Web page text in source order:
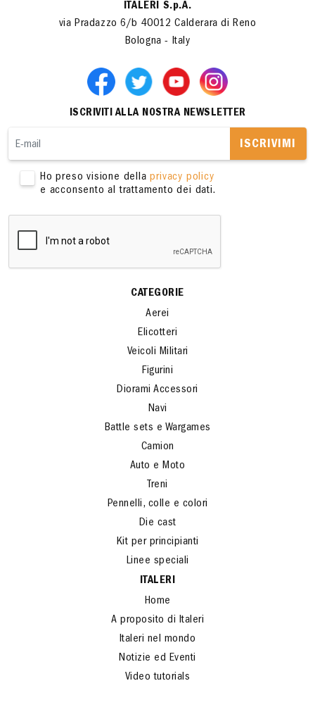
ITALERI S.p.A.
via Pradazzo 6/b 40012 Calderara di Reno
Bologna - Italy
ISCRIVITI ALLA NOSTRA NEWSLETTER
ISCRIVIMI
Ho preso visione dellaprivacy policy
e acconsento al trattamento dei dati.
CATEGORIE
Aerei
Elicotteri
Veicoli Militari
Figurini
Diorami Accessori
Navi
Battle sets e Wargames
Camion
Auto e Moto
Treni
Pennelli, colle e colori
Die cast
Kit per principianti
Linee speciali
ITALERI
Home
A proposito di Italeri
Italeri nel mondo
Notizie ed Eventi
Video tutorials